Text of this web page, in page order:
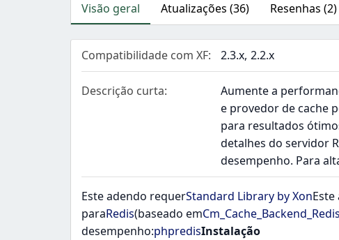
Visão geral Atualizações (36) Resenhas (2)
Compatibilidade com XF 2.3.x 2.2.x
Descrição curta
Aumente a
e provedor de cache
para resultados
detalhes do servidor
desempenho. Para
Este adendo requerStandard Library by XonEste
paraRedis(baseado emCm_Cache_Backend_Redis
desempenho:phpredisInstalação